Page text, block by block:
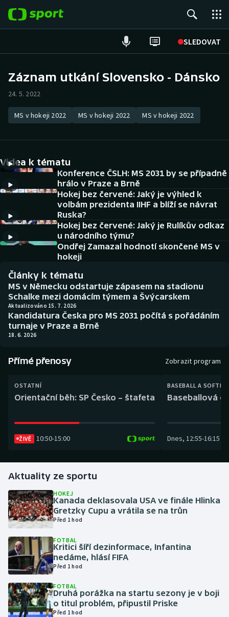
SLEDOVAT
Hokej
Tenis
Atletika
Cyklistika
DALŠÍ SPORTY
Americký fotbal
Baseball a softbal
Biatlon
Boby a skeleton
Box
Curling
Dostihy
Futsal
Gymnastika
Házená
Jezdectví
Judo
Krasobruslení
Lezení
NEPŘEHLÉDNĚTE
Historické návraty
Aplikace ČT sport
AZ kvíz
Záznam utkání Slovensko - Dánsko
24. 5. 2022
MS v hokeji 2022 MS v hokeji 2022 MS v hokeji 2022
Videa k tématu
Konference ČSLH: MS 2031 by se případně
hrálo v Praze a Brně
Hokej bez červené: Jaký je výhled k
volbám prezidenta IIHF a blíží se návrat
Ruska?
Hokej bez červené: Jaký je Rulíkův odkaz
u národního týmu?
Ondřej Zamazal hodnotí skončené MS v
hokeji
Články k tématu
MS v Německu odstartuje zápasem na stadionu
Schalke mezi domácím týmem a Švýcarskem
Aktualizováno 15. 7. 2026
Kandidatura Česka pro MS 2031 počítá s pořádáním
turnaje v Praze a Brně
18. 6. 2026
Přímé přenosy Zobrazit program
OSTATNÍ
Orientační běh: SP Česko – štafeta
ŽIVĚ 10:50-15:00
BASEBALL A
Baseballová
Dnes, 12:55-16:15
Aktuality ze sportu
HOKEJ
Kanada deklasovala USA ve finále Hlinka
Gretzky Cupu a vrátila se na trůn
Před 1 hod
FOTBAL
Kritici šíří dezinformace, Infantina
nedáme, hlásí FIFA
Před 1 hod
FOTBAL
Druhá porážka na startu sezony je v boji
o titul problém, připustil Priske
Před 1 hod